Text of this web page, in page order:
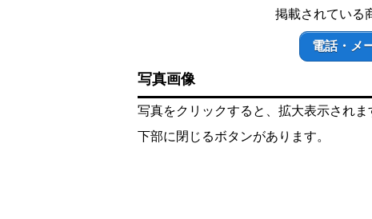
掲載されている
電話・メ
写真画像
写真をクリックすると、拡大表示され
下部に閉じるボタンがあります。